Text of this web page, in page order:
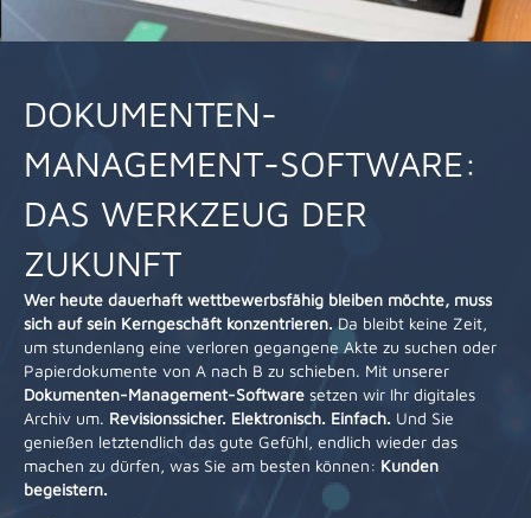
DOKUMENTEN-
MANAGEMENT-SOFTWARE:
DAS WERKZEUG DER
ZUKUNFT
Wer heute dauerhaft wettbewerbsfähig bleiben möchte, muss
sich auf sein Kerngeschäft konzentrieren. Da bleibt keine Zeit,
um stundenlang eine verloren gegangene Akte zu suchen oder
Papierdokumente von A nach B zu schieben. Mit unserer
Dokumenten-Management-Software setzen wir Ihr digitales
Archiv um. Revisionssicher. Elektronisch. Einfach. Und Sie
genießen letztendlich das gute Gefühl, endlich wieder das
machen zu dürfen, was Sie am besten können: Kunden
begeistern.